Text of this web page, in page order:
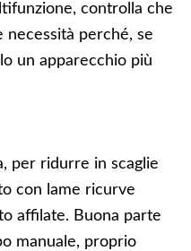
controlla che
necessità perché, se
un apparecchio più
per ridurre in scaglie
con lame ricurve
affilate. Buona parte
manuale, proprio